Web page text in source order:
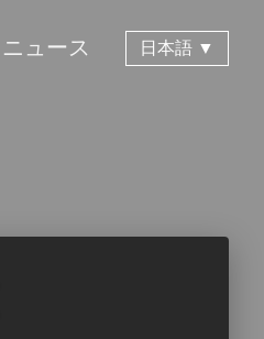
ニュース 日本語 ▼